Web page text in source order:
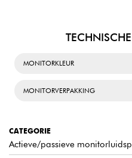
MONITORKLEUR
MONITORVERPAKKING
CATEGORIE
Actieve/passieve